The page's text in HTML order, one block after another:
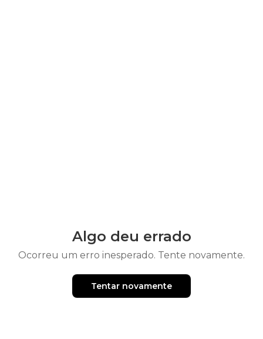
Algo deu errado
Ocorreu um erro inesperado. Tente novamente.
Tentar novamente